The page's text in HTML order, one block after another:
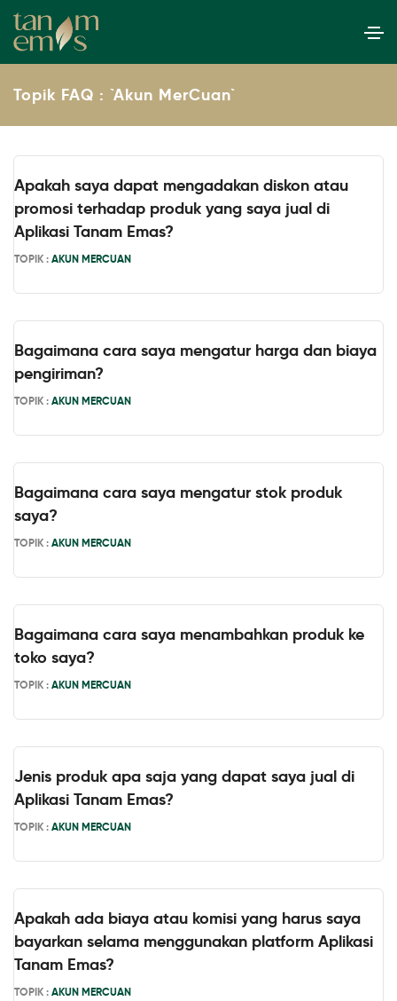
Topik FAQ : `Akun MerCuan`
Apakah saya dapat mengadakan diskon atau
promosi terhadap produk yang saya jual di
Aplikasi Tanam Emas?
TOPIK : AKUN MERCUAN
Bagaimana cara saya mengatur harga dan biaya
pengiriman?
TOPIK : AKUN MERCUAN
Bagaimana cara saya mengatur stok produk
saya?
TOPIK : AKUN MERCUAN
Bagaimana cara saya menambahkan produk ke
toko saya?
TOPIK : AKUN MERCUAN
Jenis produk apa saja yang dapat saya jual di
Aplikasi Tanam Emas?
TOPIK : AKUN MERCUAN
Apakah ada biaya atau komisi yang harus saya
bayarkan selama menggunakan platform Aplikasi
Tanam Emas?
TOPIK : AKUN MERCUAN